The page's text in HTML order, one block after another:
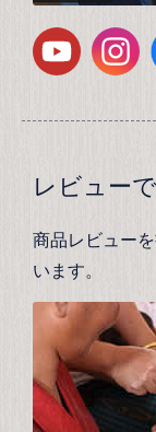
レビュー
商品レビュー
います。